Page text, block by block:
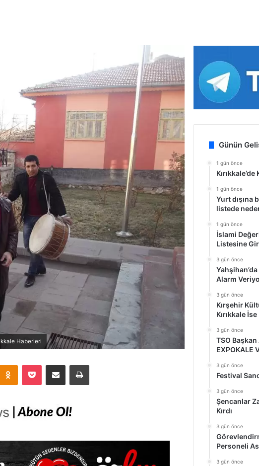
Haberleri
Günün
1 gün önce
1 gün önce
Yurt dışına
listede
1 gün önce
İslami
Listesine
3 gün önce
Alarm
3 gün önce
Kırşehir
Kırıkkale
3 gün önce
TSO Başkan
EXPOKALE
3 gün önce
Festival
3 gün önce
Şencanlar
Kırdı
3 gün önce
Personeli
3 gün önce